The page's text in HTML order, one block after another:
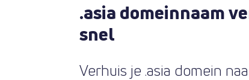
.asia domeinnaam
snel
Verhuis je .asia domein